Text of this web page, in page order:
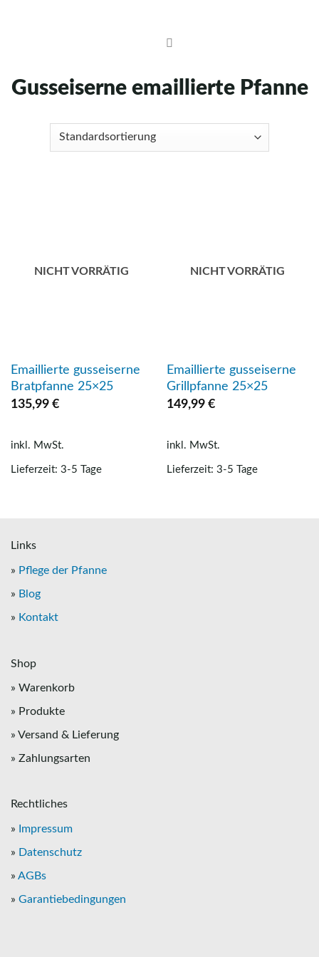
Gusseiserne emaillierte Pfanne
NICHT VORRÄTIG
Emaillierte gusseiserne
Bratpfanne 25×25
135,99 €
inkl. MwSt.
Lieferzeit: 3-5 Tage
NICHT VORRÄTIG
Emaillierte gusseiserne
Grillpfanne 25×25
149,99 €
inkl. MwSt.
Lieferzeit: 3-5 Tage
Links
» Pflege der Pfanne
» Blog
» Kontakt
Shop
» Warenkorb
» Produkte
» Versand & Lieferung
» Zahlungsarten
Rechtliches
» Impressum
» Datenschutz
» AGBs
» Garantiebedingungen